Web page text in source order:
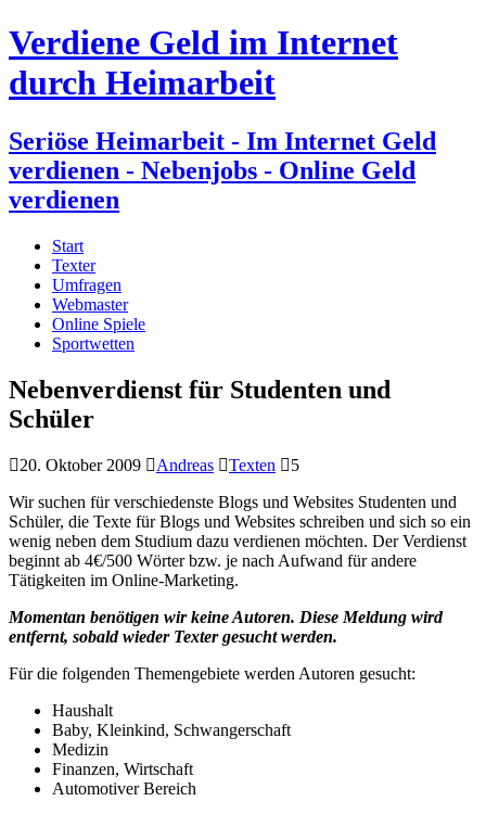
Verdiene Geld im Internet
durch Heimarbeit
Seriöse Heimarbeit - Im Internet Geld
verdienen - Nebenjobs - Online Geld
verdienen
Start
Texter
Umfragen
Webmaster
Online Spiele
Sportwetten
Nebenverdienst für Studenten und
Schüler
20. Oktober 2009 Andreas Texten
5
Wir suchen für verschiedenste Blogs und Websites Studenten und
Schüler, die Texte für Blogs und Websites schreiben und sich so ein
wenig neben dem Studium dazu verdienen möchten. Der Verdienst
beginnt ab 4€/500 Wörter bzw. je nach Aufwand für andere
Tätigkeiten im Online-Marketing.
Momentan benötigen wir keine Autoren. Diese Meldung wird
entfernt, sobald wieder Texter gesucht werden.
Für die folgenden Themengebiete werden Autoren gesucht:
Haushalt
Baby, Kleinkind, Schwangerschaft
Medizin
Finanzen, Wirtschaft
Automotiver Bereich